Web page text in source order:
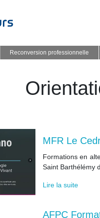
Reconversion professionnelle
MFR Le
Formations en
Saint Barthélémy
Lire la suite
AFPC